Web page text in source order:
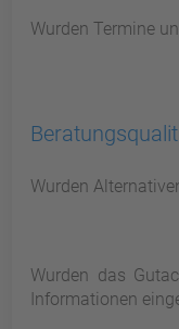
Wurden Termine
Wurden
Wurden das
Informationen